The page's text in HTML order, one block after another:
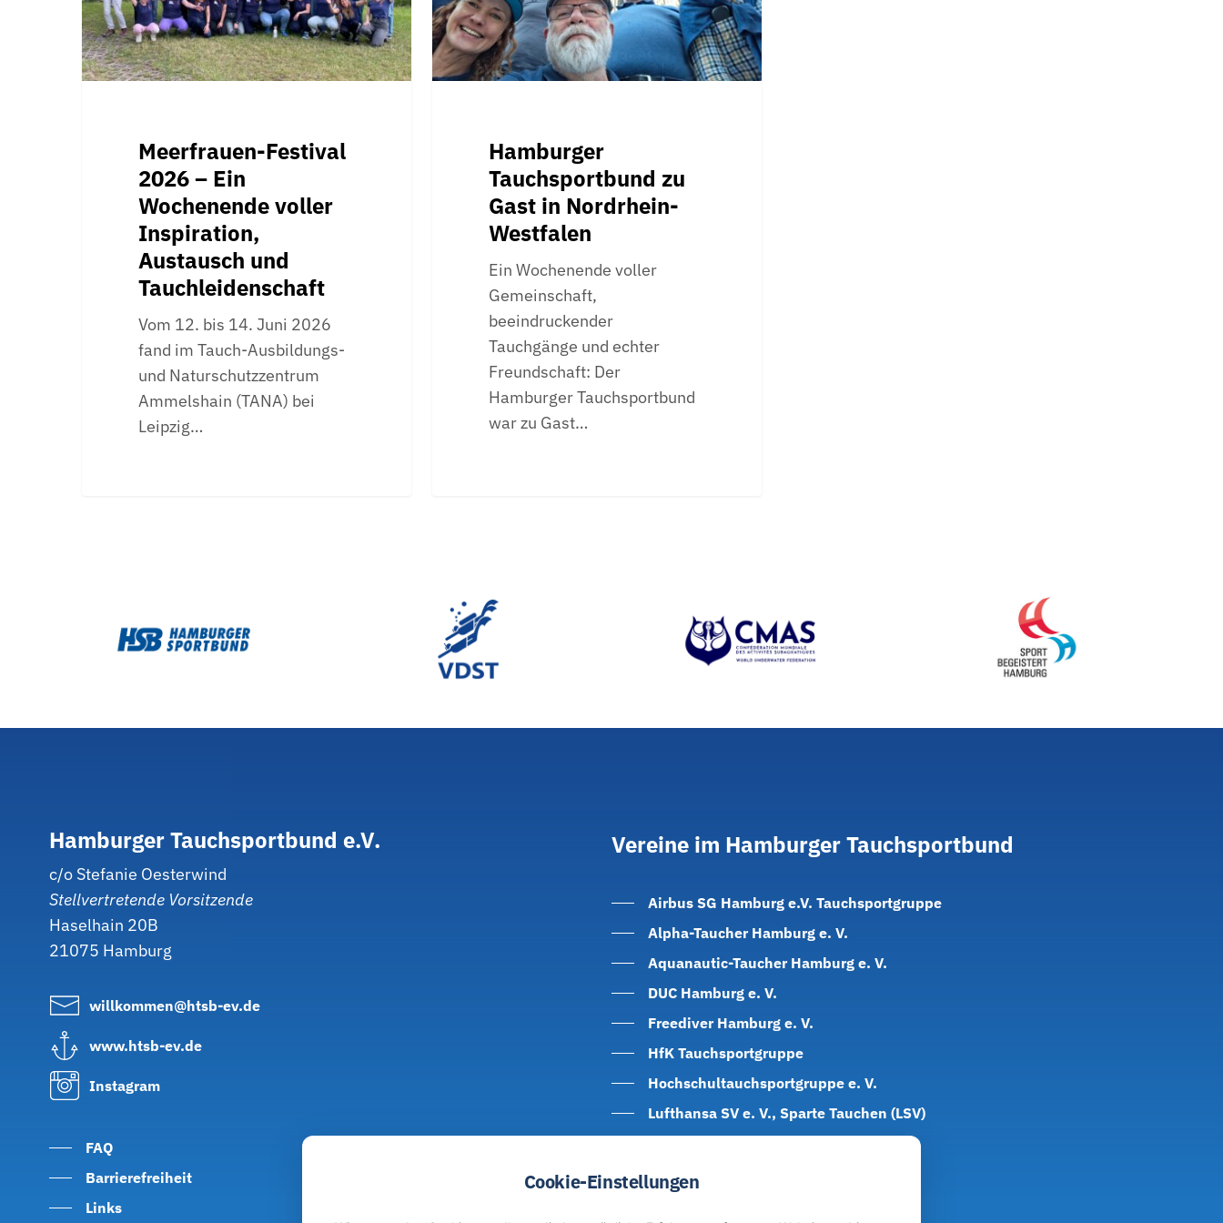
voller
Inspiration,
Austausch
Meerfrauen-Festival
2026 – Ein
Wochenende voller
Inspiration,
Austausch und
Tauchleidenschaft
Vom 12. bis 14. Juni 2026
fand im Tauch-Ausbildungs-
und Naturschutzzentrum
Ammelshain (TANA) bei
Leipzig…
Westfalen
Hamburger
Tauchsportbund zu
Gast in Nordrhein-
Westfalen
Ein Wochenende voller
Gemeinschaft,
beeindruckender
Tauchgänge und echter
Freundschaft: Der
Hamburger Tauchsportbund
war zu Gast…
HamburgerTauchsportbund e.V.
c/o Stefanie Oesterwind
Stellvertretende Vorsitzende
Haselhain 20B
21075 Hamburg
willkommen@htsb-ev.de
www.htsb-ev.de
Instagram
FAQ
Barrierefreiheit
Links
Vereine im HamburgerTauchsportbund
Airbus SG Hamburg e.V. Tauchsportgruppe
Alpha-Taucher Hamburg e. V.
Aquanautic-Taucher Hamburg e. V.
DUC Hamburg e. V.
Freediver Hamburg e. V.
HfK Tauchsportgruppe
Hochschultauchsportgruppe e. V.
Lufthansa SV e. V., Sparte Tauchen (LSV)
TSG Hansa e. V.
Cookie-Einstellungen